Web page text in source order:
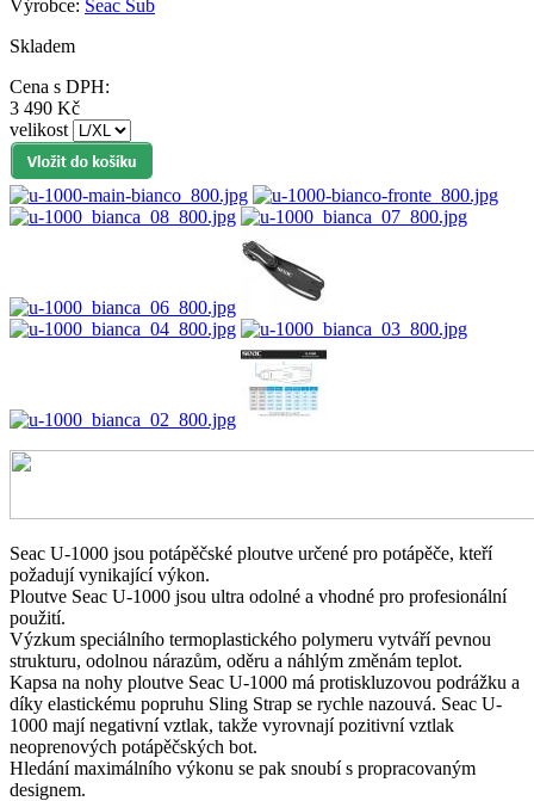
Výrobce: Seac Sub
Skladem
Cena s DPH:
3 490 Kč
velikost
Seac U-1000 jsou potápěčské ploutve určené pro potápěče, kteří
požadují vynikající výkon.
Ploutve Seac U-1000 jsou ultra odolné a vhodné pro profesionální
použití.
Výzkum speciálního termoplastického polymeru vytváří pevnou
strukturu, odolnou nárazům, oděru a náhlým změnám teplot.
Kapsa na nohy ploutve Seac U-1000 má protiskluzovou podrážku a
díky elastickému popruhu Sling Strap se rychle nazouvá. Seac U-
1000 mají negativní vztlak, takže vyrovnají pozitivní vztlak
neoprenových potápěčských bot.
Hledání maximálního výkonu se pak snoubí s propracovaným
designem.